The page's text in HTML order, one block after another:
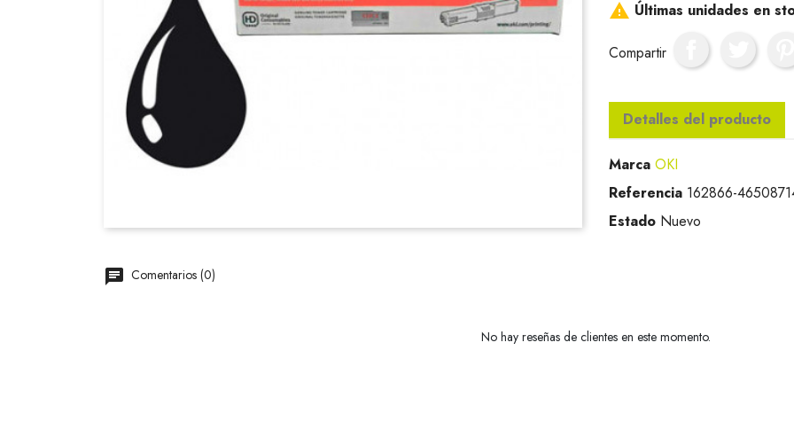
 Últimas unidades en
Compartir
Detalles del producto
Marca OKI
Referencia 162866-
Estado Nuevo
Comentarios (0)
No hay reseñas de clientes en este momento.